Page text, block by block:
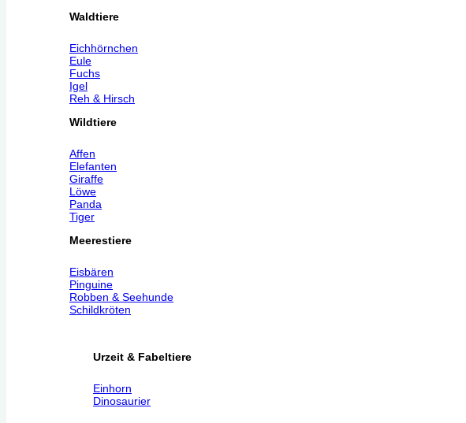
Waldtiere
Eichhörnchen
Eule
Fuchs
Igel
Reh & Hirsch
Wildtiere
Affen
Elefanten
Giraffe
Löwe
Panda
Tiger
Meerestiere
Eisbären
Pinguine
Robben & Seehunde
Schildkröten
Urzeit & Fabeltiere
Einhorn
Dinosaurier